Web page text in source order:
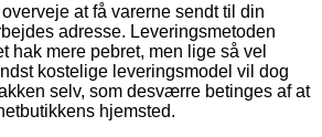
at få varerne sendt til din
adresse. Leveringsmetoden
hak mere pebret, men lige så vel
kostelige leveringsmodel vil dog
selv, som desværre betinges af at
hjemsted.